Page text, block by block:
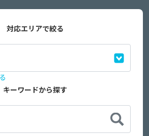
対応エリアで絞る
キーワードから探す